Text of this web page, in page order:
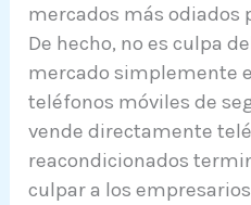
mercados más odiados
De hecho, no es culpa
mercado simplemente
teléfonos móviles de
vende directamente
reacondicionados
culpar a los